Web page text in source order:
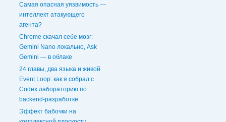
Самая опасная уязвимость —
интеллект атакующего
агента?
Chrome скачал себе мозг:
Gemini Nano локально, Ask
Gemini — в облаке
24 главы, два языка и живой
Event Loop: как я собрал с
Codex лабораторию по
backend-разработке
Эффект бабочки на